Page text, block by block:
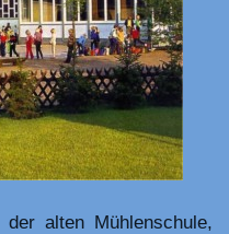
alten Mühlenschule,